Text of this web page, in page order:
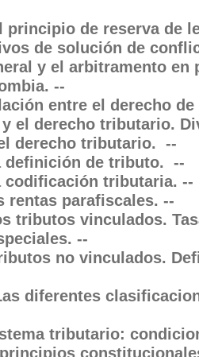
principio de reserva de
de solución de
y el arbitramento en
--
entre el derecho de
el derecho tributario.
derecho tributario.  --
de tributo.  --
codificación tributaria. --
rentas parafiscales. --
tributos vinculados.
--
no vinculados.
diferentes
tributario: